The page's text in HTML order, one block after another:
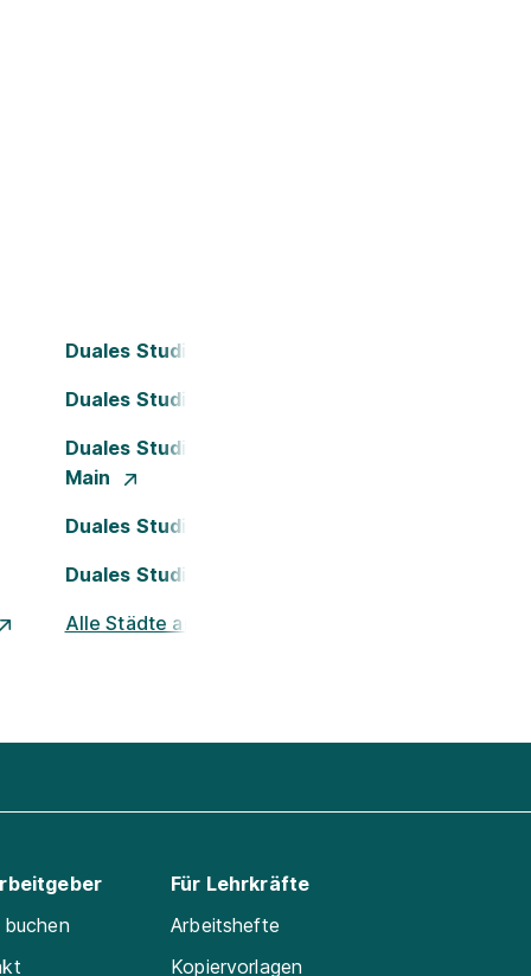
Duales Studium Bielefeld
Duales Studium Dortmund
Duales Studium Frankfurt am
Main
Duales Studium Köln
Duales Studium Nürnberg
Alle Städte ansehen
Für Lehrkräfte
Arbeitshefte
Kopiervorlagen